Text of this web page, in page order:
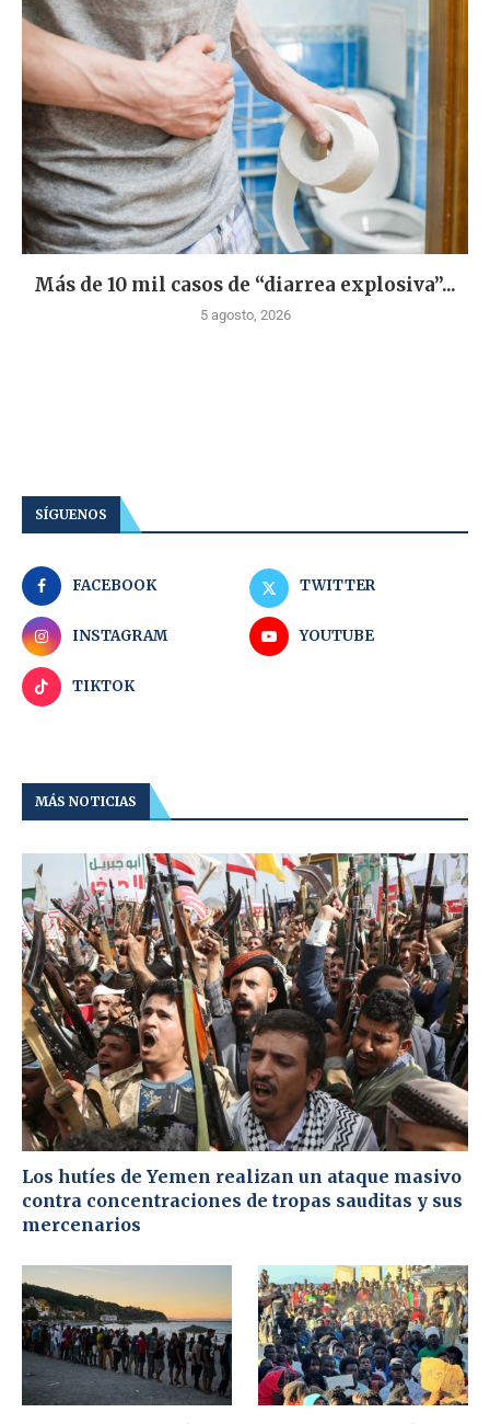
Más de 10 mil casos de “diarrea explosiva”...
5 agosto, 2026
SÍGUENOS
FACEBOOK TWITTER
INSTAGRAM YOUTUBE
TIKTOK
MÁS NOTICIAS
Los hutíes de Yemen realizan un ataque masivo
contra concentraciones de tropas sauditas y sus
mercenarios